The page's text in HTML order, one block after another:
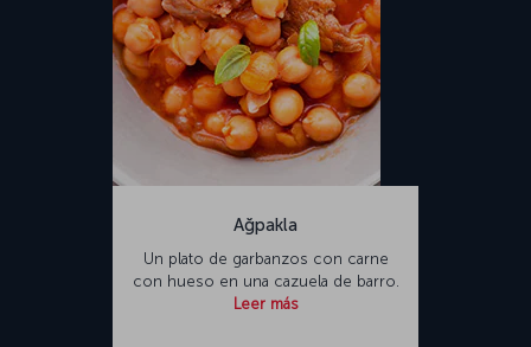
Ağpakla
Un plato de garbanzos con carne
con hueso en una cazuela de barro.
Leer más